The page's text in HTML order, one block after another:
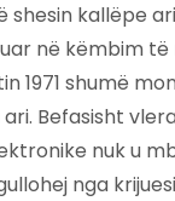
shesin kallëpe
në këmbim të
1971 shumë
Befasisht
nuk u
nga